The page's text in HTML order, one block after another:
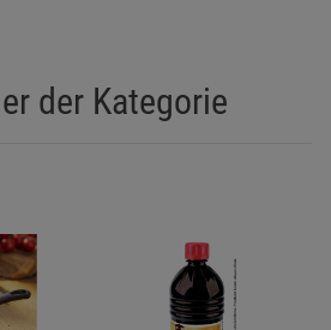
der Kategorie